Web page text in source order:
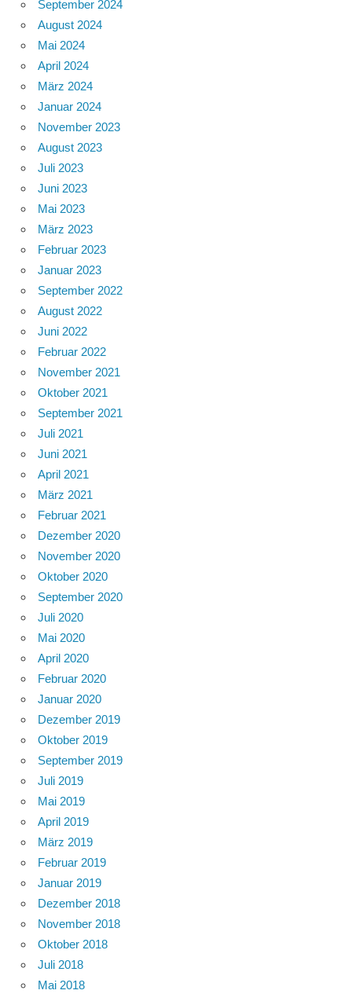
September 2024
August 2024
Mai 2024
April 2024
März 2024
Januar 2024
November 2023
August 2023
Juli 2023
Juni 2023
Mai 2023
März 2023
Februar 2023
Januar 2023
September 2022
August 2022
Juni 2022
Februar 2022
November 2021
Oktober 2021
September 2021
Juli 2021
Juni 2021
April 2021
März 2021
Februar 2021
Dezember 2020
November 2020
Oktober 2020
September 2020
Juli 2020
Mai 2020
April 2020
Februar 2020
Januar 2020
Dezember 2019
Oktober 2019
September 2019
Juli 2019
Mai 2019
April 2019
März 2019
Februar 2019
Januar 2019
Dezember 2018
November 2018
Oktober 2018
Juli 2018
Mai 2018